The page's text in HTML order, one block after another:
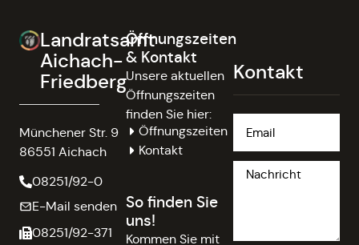
Landratsamt
Aichach-
Friedberg
Münchener Str. 9
86551 Aichach
08251/92-0
E-Mail senden
08251/92-371
Öffnungszeiten
& Kontakt
Unsere aktuellen
Öffnungszeiten
finden Sie hier:
Öffnungszeiten
Kontakt
So finden Sie
uns!
Kommen Sie mit
Kontakt